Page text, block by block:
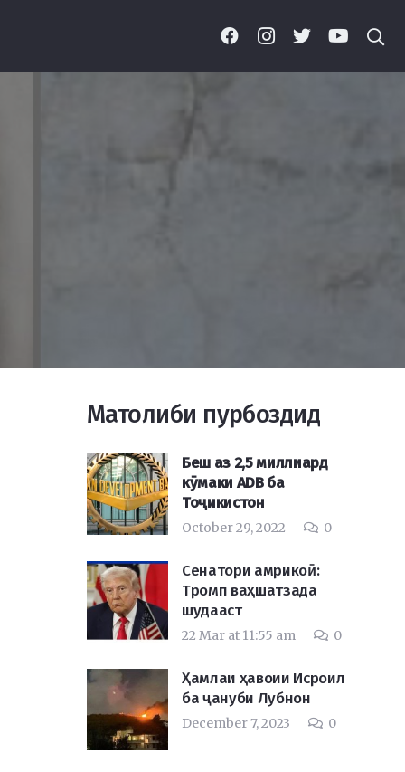
Матолиби пурбоздид
Беш аз 2,5 миллиард
кӯмаки ADB ба
Тоҷикистон
October 29, 2022 0
Сенатори амрикоӣ:
Тромп ваҳшатзада
шудааст
22 Mar at 11:55 am 0
Ҳамлаи ҳавоии Исроил
ба ҷануби Лубнон
December 7, 2023 0